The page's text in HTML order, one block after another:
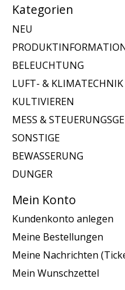
Kategorien
NEU
BELEUCHTUNG
LUFT- & KLIMATECHNIK
KULTIVIEREN
MESS &
SONSTIGE
BEWASSERUNG
DUNGER
Mein Konto
Kundenkonto anlegen
Meine Bestellungen
Meine Nachrichten
Mein Wunschzettel